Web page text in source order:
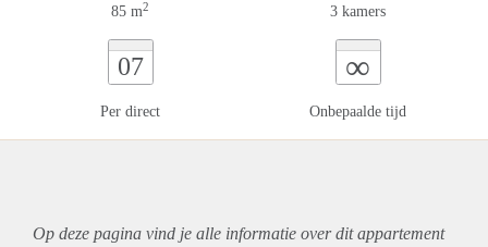
85 m2 3 kamers
07
Per direct
∞
Onbepaalde tijd
Op deze pagina vind je alle informatie over ditappartement